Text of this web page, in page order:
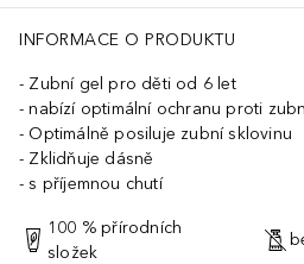
INFORMACE O PRODUKTU
Zubní gel pro děti od 6 let
nabízí optimální ochranu proti
Optimálně posiluje zubní sklovinu
Zklidňuje dásně
s příjemnou chutí
100 % přírodních
složek